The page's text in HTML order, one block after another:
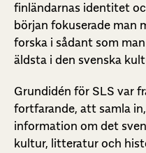
finländarnas identitet
början fokuserade man
forska i sådant som
äldsta i den svenska
Grundidén för SLS var
fortfarande, att samla
information om det
kultur, litteratur och